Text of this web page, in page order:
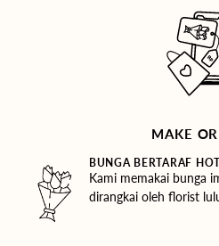
MAKE
BUNGA BERTARAF
Kami memakai bunga
dirangkai oleh florist